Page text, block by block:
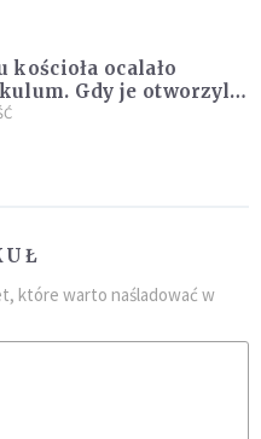
kościoła ocalało
Gdy je otworzyli,
chleba
które warto naśladować w